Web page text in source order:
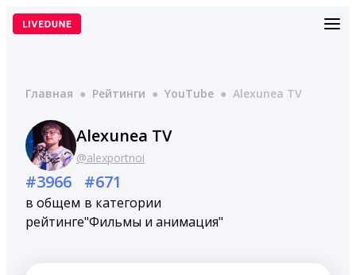
Перейти
Главная ● Рейтинги ● YouTube ● Alexunea TV
Alexunea TV
@alexportnoi
#3966
в общем
рейтинге
#671
в категории
"Фильмы и анимация"